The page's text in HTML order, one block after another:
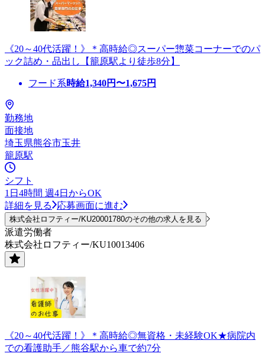
《20～40代活躍！》＊高時給◎スーパー惣菜コーナーでのパ
ック詰め・品出し【籠原駅より徒歩8分】
フード系時給1,340円〜1,675円
勤務地
面接地
埼玉県熊谷市玉井
籠原駅
シフト
1日4時間 週4日からOK
詳細を見る
応募画面に進む
株式会社ロフティー/KU20001780のその他の求人を見る
派遣労働者
株式会社ロフティー/KU10013406
《20～40代活躍！》＊高時給◎無資格・未経験OK★病院内
での看護助手／熊谷駅から車で約7分